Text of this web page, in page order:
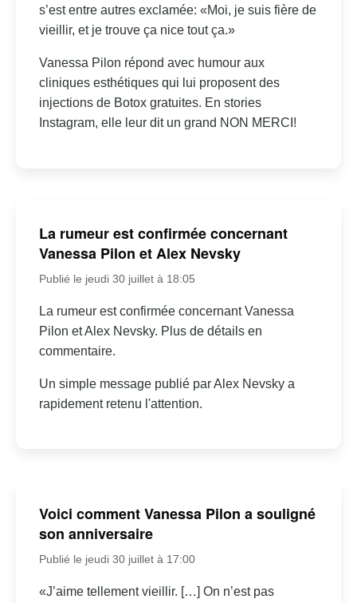
s’est entre autres exclamée: «Moi, je suis fière de
vieillir, et je trouve ça nice tout ça.»
Vanessa Pilon répond avec humour aux
cliniques esthétiques qui lui proposent des
injections de Botox gratuites. En stories
Instagram, elle leur dit un grand NON MERCI!
La rumeur est confirmée concernant
Vanessa Pilon et Alex Nevsky
Publié le jeudi 30 juillet à 18:05
La rumeur est confirmée concernant Vanessa
Pilon et Alex Nevsky. Plus de détails en
commentaire.
Un simple message publié par Alex Nevsky a
rapidement retenu l'attention.
Voici comment Vanessa Pilon a souligné
son anniversaire
Publié le jeudi 30 juillet à 17:00
«J’aime tellement vieillir. […] On n’est pas